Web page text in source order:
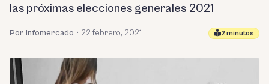
las próximas elecciones generales 2021
Por Infomercado • 22 febrero, 2021 2 minutos